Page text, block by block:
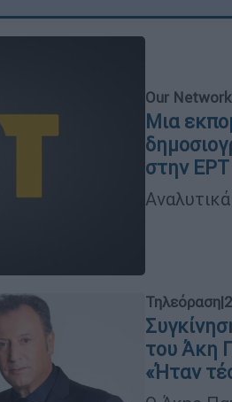
Our Network
Μια
στην ΕΡΤ
Τηλεόραση|
του Άκη
«Ήταν